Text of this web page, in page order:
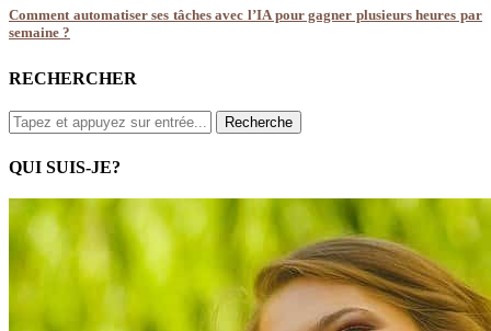
Comment automatiser ses tâches avec l’IA pour gagner plusieurs heures par
semaine ?
RECHERCHER
QUI SUIS-JE?